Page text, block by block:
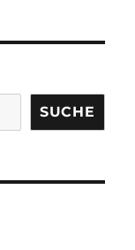
SUCHE